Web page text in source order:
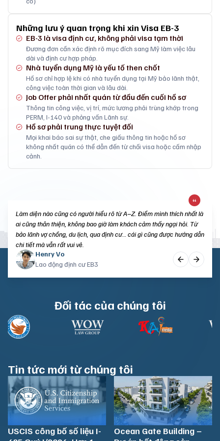
Những lưu ý quan trọng khi xin Visa EB-3
EB-3 là visa định cư, không phải visa tạm thời
Đương đơn cần xác định rõ mục đích sang Mỹ làm việc lâu
dài và định cư hợp pháp.
Nhà tuyển dụng Mỹ là yếu tố then chốt
Hồ sơ chỉ hợp lệ khi có nhà tuyển dụng tại Mỹ bảo lãnh thật,
công việc toàn thời gian và lâu dài.
Job Offer phải nhất quán từ đầu đến cuối hồ sơ
Thông tin công việc, vị trí, mức lương phải trùng khớp trong
PERM, I-140 và phỏng vấn Lãnh sự.
Hồ sơ phải trung thực tuyệt đối
Mọi khai báo sai sự thật, che giấu thông tin hoặc hồ sơ
không nhất quán có thể dẫn đến từ chối visa hoặc cấm nhập
cảnh.
Làm diện nào cũng có người hiểu rõ từ A–Z. Điểm mình thích nhất là
ai cũng thân thiện, không bao giờ làm khách cảm thấy ngại hỏi. Từ
bảo lãnh vợ chồng, du lịch, qua định cư… cái gì cũng được hướng dẫn
chi tiết mà vẫn rất vui vẻ.
Christine Nguyen
Sinh viên du học Mỹ
Louis Tran
Du khách Mỹ
Henry Vo
Lao động định cư EB3
Đối tác của chúng tôi
Tin tức mới từ chúng tôi
USCIS công bố số liệu I-
Ocean Gate Building –